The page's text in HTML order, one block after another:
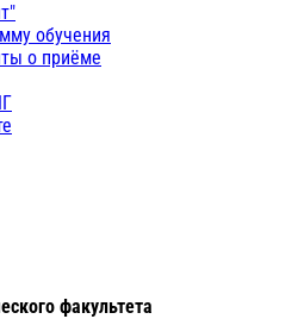
обучения
о приёме
факультета